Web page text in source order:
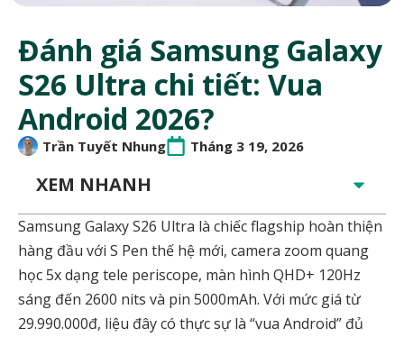
Đánh giá Samsung Galaxy
S26 Ultra chi tiết: Vua
Android 2026?
Trần Tuyết Nhung Tháng 3 19, 2026
XEM NHANH
Samsung Galaxy S26 Ultra là chiếc flagship hoàn thiện
hàng đầu với S Pen thế hệ mới, camera zoom quang
học 5x dạng tele periscope, màn hình QHD+ 120Hz
sáng đến 2600 nits và pin 5000mAh. Với mức giá từ
29.990.000đ, liệu đây có thực sự là “vua Android” đủ